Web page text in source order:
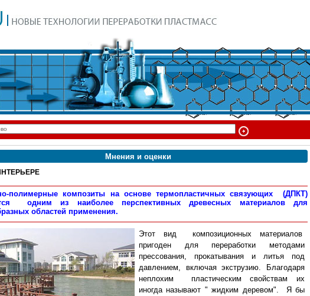
Мнения и оценки
полимерные композиты на основе термопластичных связующих (ДПКТ)
одним из наиболее перспективных древесных материалов для
областей применения.
Этот вид композиционных материалов
пригоден для переработки методами
прессования, прокатывания и литья под
давлением, включая экструзию. Благодаря
неплохим пластическим свойствам их
иногда называют " жидким деревом". Я бы